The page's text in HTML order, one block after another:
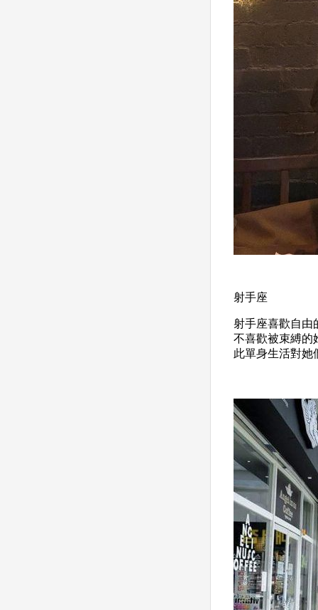
射手座
射手座喜歡自由
不喜歡被束縛的
此單身生活對她